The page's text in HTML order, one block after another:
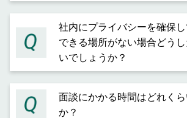
社内にプライバシーを確保
できる場所がない場合どうし
いでしょうか？
面談にかかる時間はどれく
か？